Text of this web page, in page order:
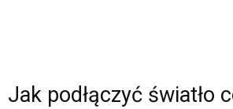
Jak podłączyć światło